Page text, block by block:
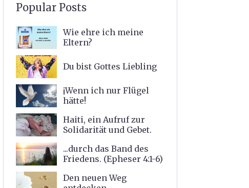
Popular Posts
Wie ehre ich meine
Eltern?
Du bist Gottes Liebling
¡Wenn ich nur Flügel
hätte!
Haiti, ein Aufruf zur
Solidarität und Gebet.
...durch das Band des
Friedens. (Epheser 4:1-6)
Den neuen Weg